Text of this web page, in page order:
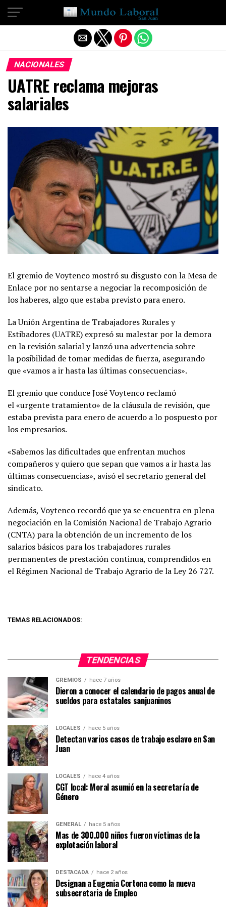
NACIONALES
UATRE reclama mejoras
salariales
El gremio de Voytenco mostró su disgusto con la Mesa de
Enlace por no sentarse a negociar la recomposición de
los haberes, algo que estaba previsto para enero.
La Unión Argentina de Trabajadores Rurales y
Estibadores (UATRE) expresó su malestar por la demora
en la revisión salarial y lanzó una advertencia sobre
la posibilidad de tomar medidas de fuerza, asegurando
que «vamos a ir hasta las últimas consecuencias».
El gremio que conduce José Voytenco reclamó
el «urgente tratamiento» de la cláusula de revisión, que
estaba prevista para enero de acuerdo a lo pospuesto por
los empresarios.
«Sabemos las dificultades que enfrentan muchos
compañeros y quiero que sepan que vamos a ir hasta las
últimas consecuencias», avisó el secretario general del
sindicato.
Además, Voytenco recordó que ya se encuentra en plena
negociación en la Comisión Nacional de Trabajo Agrario
(CNTA) para la obtención de un incremento de los
salarios básicos para los trabajadores rurales
permanentes de prestación continua, comprendidos en
el Régimen Nacional de Trabajo Agrario de la Ley 26 727.
TEMAS RELACIONADOS:
TENDENCIAS
GREMIOS hace 7 años
Dieron a conocer el calendario de pagos anual de
sueldos para estatales sanjuaninos
LOCALES hace 5 años
Detectan varios casos de trabajo esclavo en San
Juan
LOCALES hace 4 años
CGT local: Moral asumió en la secretaría de
Género
GENERAL hace 5 años
Mas de 300.000 niños fueron víctimas de la
explotación laboral
DESTACADA hace 2 años
Designan a Eugenia Cortona como la nueva
subsecretaria de Empleo
Salir de la versión móvil